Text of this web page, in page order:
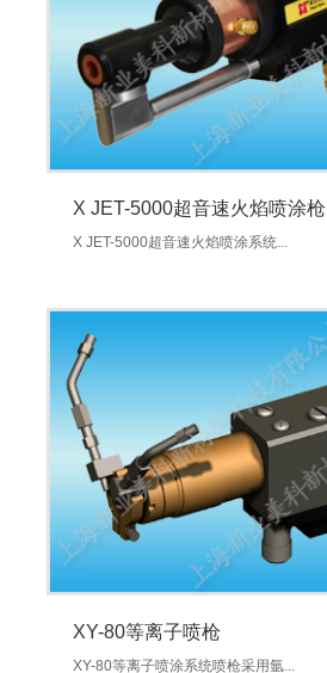
X JET-5000超音速火焰喷涂枪
X JET-5000超音速火焰喷涂系统...
XY-80等离子喷枪
XY-80等离子喷涂系统喷枪采用氩...